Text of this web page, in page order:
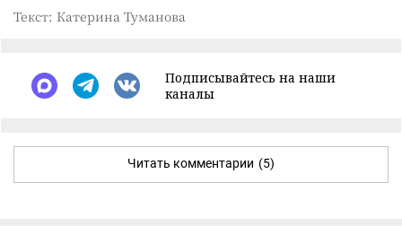
Текст: Катерина Туманова
Подписывайтесь на наши
каналы
Читать комментарии (5)